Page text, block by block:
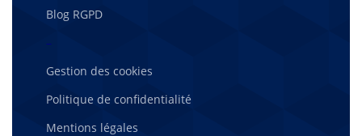
Blog RGPD
–
Gestion des cookies
Politique de confidentialité
Mentions légales